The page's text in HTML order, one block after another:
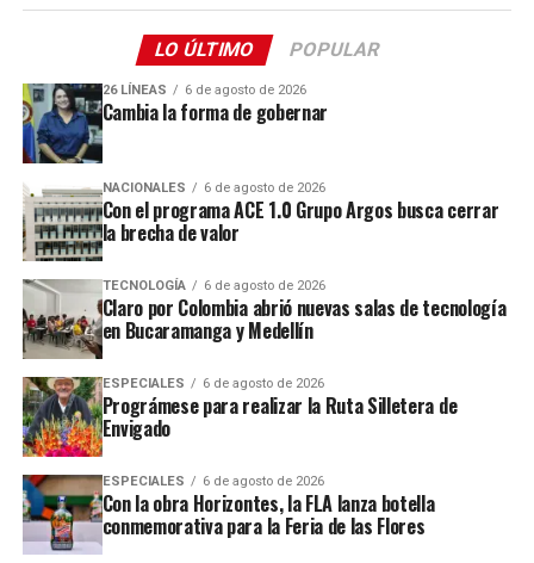
LO ÚLTIMO POPULAR
26 LÍNEAS 6 de agosto de 2026
Cambia la forma de gobernar
NACIONALES 6 de agosto de 2026
Con el programa ACE 1.0 Grupo Argos busca cerrar
la brecha de valor
TECNOLOGÍA 6 de agosto de 2026
Claro por Colombia abrió nuevas salas de tecnología
en Bucaramanga y Medellín
ESPECIALES 6 de agosto de 2026
Prográmese para realizar la Ruta Silletera de
Envigado
ESPECIALES 6 de agosto de 2026
Con la obra Horizontes, la FLA lanza botella
conmemorativa para la Feria de las Flores